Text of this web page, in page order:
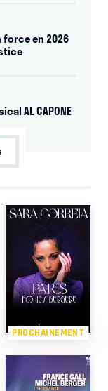
force en 2026
AL CAPONE
PROCHAINEMENT